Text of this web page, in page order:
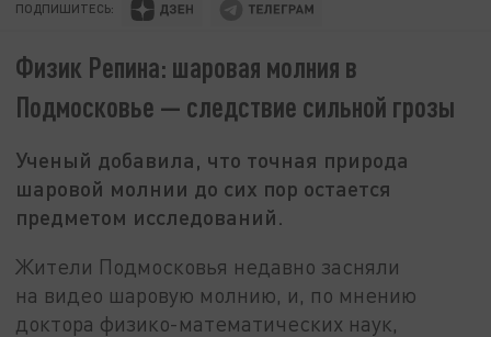
ПОДПИШИТЕСЬ:
Физик Репина: шаровая молния в
Подмосковье — следствие сильной грозы
Ученый добавила, что точная природа
шаровой молнии до сих пор остается
предметом исследований.
Жители Подмосковья недавно засняли
на видео шаровую молнию, и, по мнению
доктора физико-математических наук,